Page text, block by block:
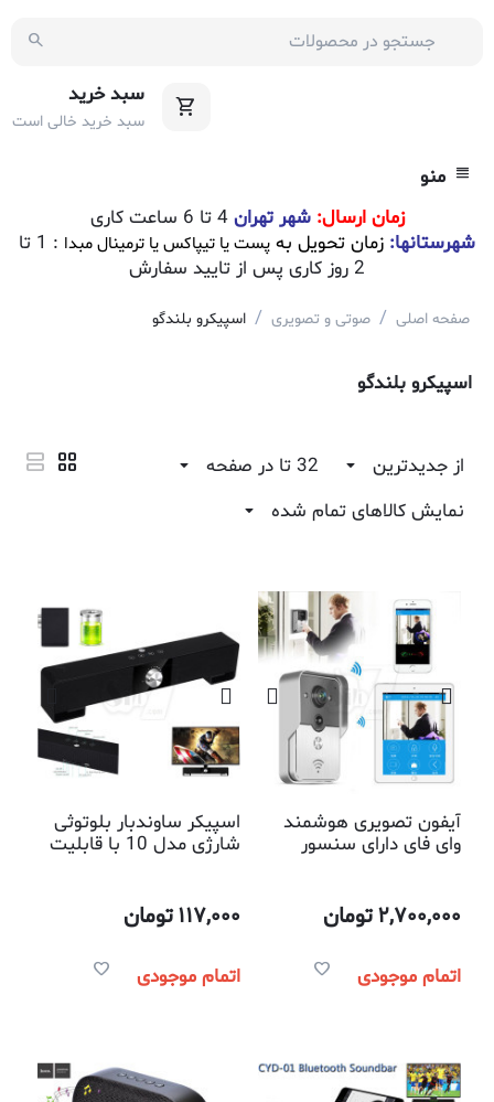
سبد خرید
سبد خرید خالی است
منو
زمان ارسال:شهر تهران 4 تا 6 ساعت کاری
شهرستانها: زمان تحویل به پست یا تیپاکس یا ترمینال مبدا
: 1 تا
2 روز کاری پس از تایید سفارش
صفحه اصلی / صوتی و تصویری / اسپیکرو بلندگو
اسپیکرو بلندگو
از جدیدترین
32 تا در صفحه
نمایش کالاهای تمام شده
آیفون تصویری هوشمند
وای فای دارای سنسور
2,700,000تومان
اتمام موجودی
اسپیکر ساوندبار بلوتوثی
شارژی مدل 10 با قابلیت
117,000تومان
اتمام موجودی